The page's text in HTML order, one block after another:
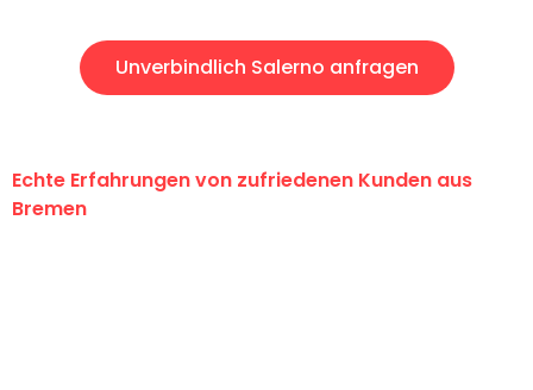
Unverbindlich Salerno anfragen
Echte Erfahrungen von zufriedenen Kunden aus
Bremen